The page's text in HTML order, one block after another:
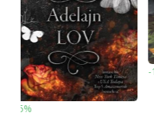
-10%